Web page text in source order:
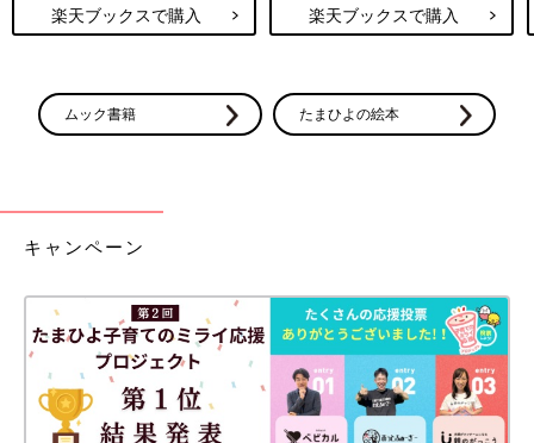
楽天ブックスで購入 楽天ブックスで購入
ムック書籍 たまひよの絵本
キャンペーン